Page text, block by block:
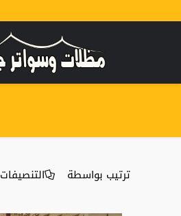
ترتيب بواسطة التنصيفات